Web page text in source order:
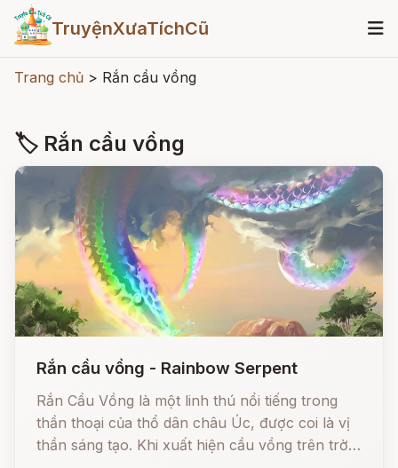
TruyệnXưaTíchCũ
Trang chủ > Rắn cầu vồng
🏷 Rắn cầu vồng
Rắn cầu vồng - Rainbow Serpent
Rắn Cầu Vồng là một linh thú nổi tiếng trong
thần thoại của thổ dân châu Úc, được coi là vị
thần sáng tạo. Khi xuất hiện cầu vồng trên trời,